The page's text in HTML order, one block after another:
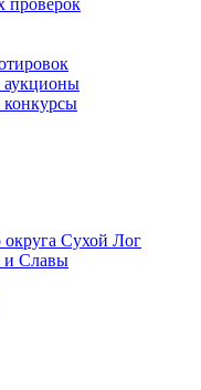
аукционы
конкурсы
Сухой Лог
и Славы